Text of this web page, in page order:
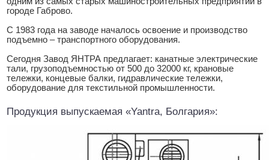
городе Габрово.
С 1983 года на заводе началось освоение и производство
подъемно – транспортного оборудования.
Сегодня Завод ЯНТРА предлагает: канатные электрические
тали, грузоподъемностью от 500 до 32000 кг, крановые
тележки, концевые балки, гидравлические тележки,
оборудование для текстильной промышленности.
Продукция выпускаемая «Yantra, Болгария»: